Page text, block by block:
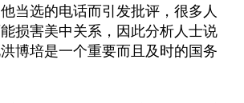
当选的电话而引发批评，很多人
损害美中关系，因此分析人士说
博培是一个重要而且及时的国务